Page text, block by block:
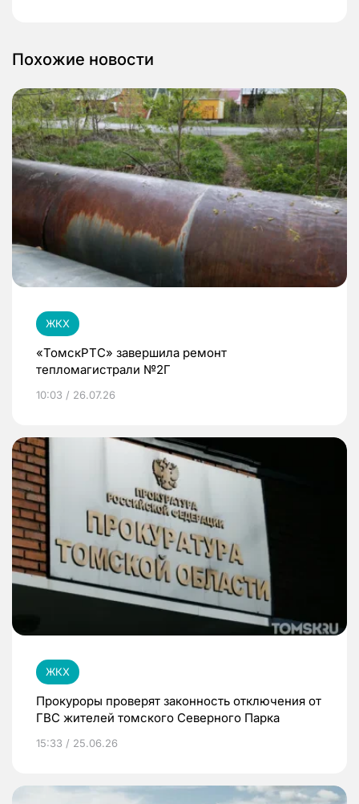
Похожие новости
ЖКХ
«ТомскРТС» завершила ремонт
тепломагистрали №2Г
10:03 / 26.07.26
ЖКХ
Прокуроры проверят законность отключения от
ГВС жителей томского Северного Парка
15:33 / 25.06.26